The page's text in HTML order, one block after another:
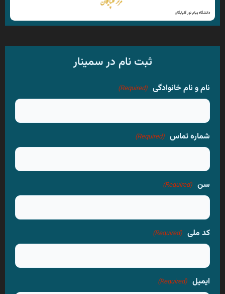
دانشگاه پیام نور گلپایگان
ثبت نام در سمینار
نام و نام خانوادگی (Required)
شماره تماس (Required)
سن (Required)
کد ملی (Required)
ایمیل (Required)